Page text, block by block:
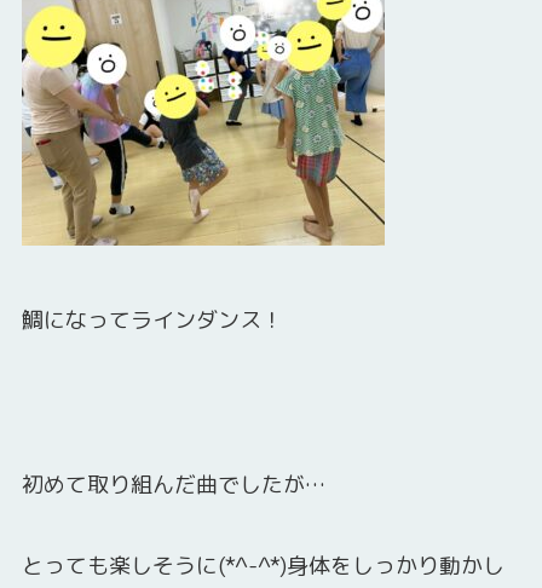
鯛になってラインダンス！
初めて取り組んだ曲でしたが…
とっても楽しそうに(*^-^*)身体をしっかり動かし